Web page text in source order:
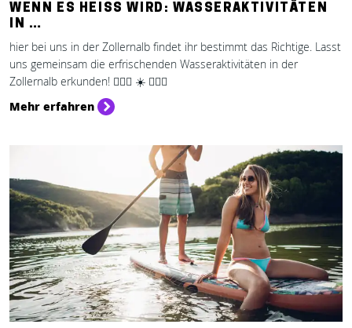
WENN ES HEISS WIRD: WASSERAKTIVITÄTEN I
N …
hier bei uns in der Zollernalb findet ihr bestimmt das Richtige. Lasst
uns gemeinsam die erfrischenden Wasseraktivitäten in der
Zollernalb erkunden! 🚣🏻‍♂️ ☀️ 🏄🏽‍♀️
Mehr erfahren